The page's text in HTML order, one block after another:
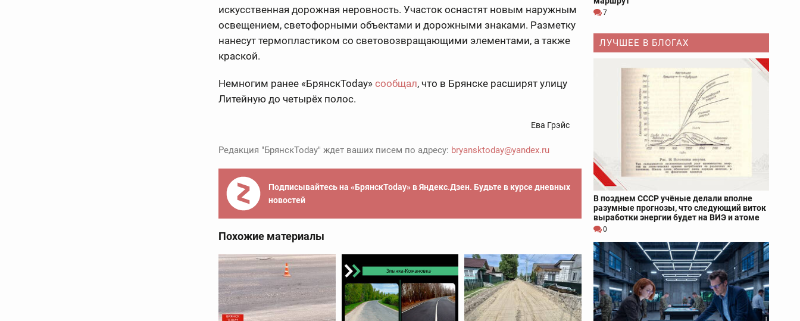
искусственная дорожная неровность. Участок оснастят новым наружным
освещением, светофорными объектами и дорожными знаками. Разметку
нанесут термопластиком со световозвращающими элементами, а также
краской.
Немногим ранее «БрянскToday» сообщал, что в Брянске расширят улицу
Литейную до четырёх полос.
Ева Грэйс
Редакция "БрянскToday" ждет ваших писем по адресу: bryansktoday@yandex.ru
Подписывайтесь на «БрянскToday» в Яндекс.Дзен. Будьте в курсе дневных
новостей
Похожие материалы
7
ЛУЧШЕЕ В БЛОГАХ
В позднем СССР учёные делали вполне
разумные прогнозы, что следующий виток
выработки энергии будет на ВИЭ и атоме
0